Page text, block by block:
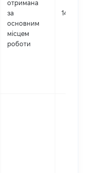
отримана
за
основним
місцем
роботи
140287